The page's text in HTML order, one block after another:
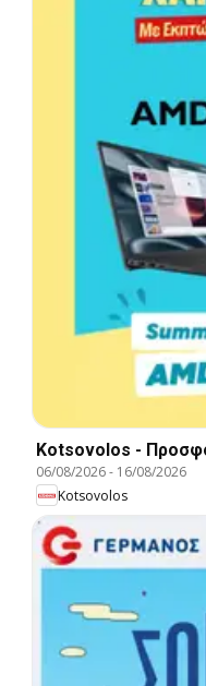
Kotsovolos -
06/08/2026- 16/08/2026
Kotsovolos